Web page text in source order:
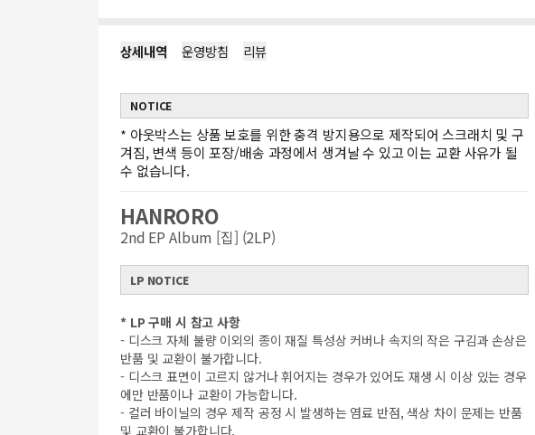
상세내역 운영방침 리뷰
NOTICE
* 아웃박스는 상품 보호를 위한 충격 방지용으로 제작되어 스크래치 및 구
겨짐, 변색 등이 포장/배송 과정에서 생겨날 수 있고 이는 교환 사유가 될
수 없습니다.
HANRORO
2nd EP Album [집] (2LP)
LP NOTICE
* LP 구매 시 참고 사항
- 디스크 자체 불량 이외의 종이 재질 특성상 커버나 속지의 작은 구김과 손상은
반품 및 교환이 불가합니다.
- 디스크 표면이 고르지 않거나 휘어지는 경우가 있어도 재생 시 이상 있는 경우
에만 반품이나 교환이 가능합니다.
- 컬러 바이닐의 경우 제작 공정 시 발생하는 염료 반점, 색상 차이 문제는 반품
및 교환이 불가합니다.